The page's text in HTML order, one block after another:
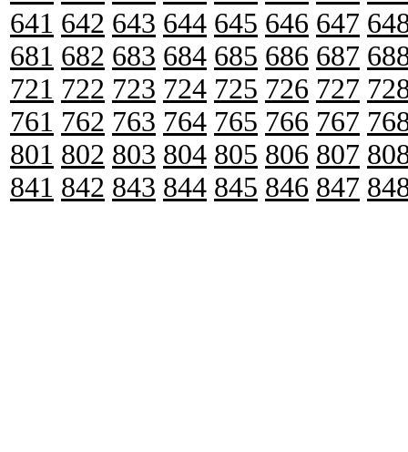
641 642 643 644 645 646 647
681 682 683 684 685 686 687
721 722 723 724 725 726 727
761 762 763 764 765 766 767
801 802 803 804 805 806 807
841 842 843 844 845 846 847